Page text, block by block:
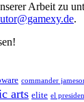
Arbeit zu
.
commander
arts elite el